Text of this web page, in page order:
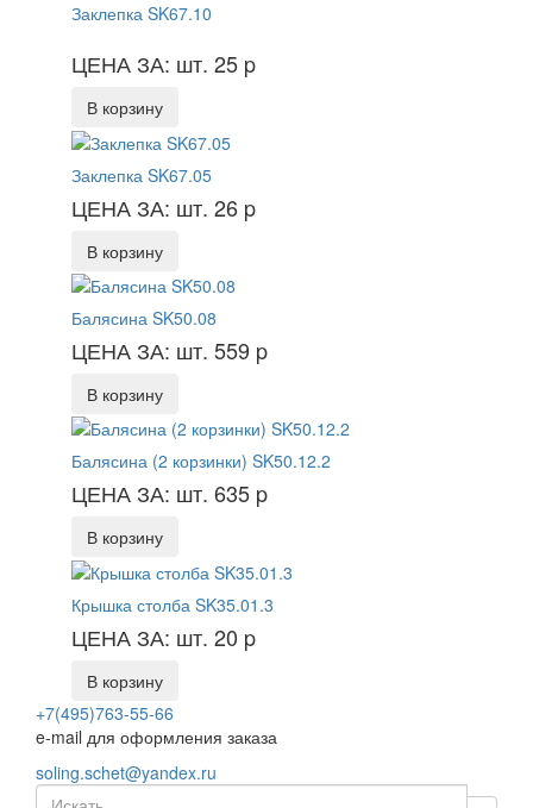
Заклепка SK67.10
ЦЕНА ЗА: шт. 25 p
В корзину
Заклепка SK67.05
ЦЕНА ЗА: шт. 26 p
В корзину
Балясина SK50.08
ЦЕНА ЗА: шт. 559 p
В корзину
Балясина (2 корзинки) SK50.12.2
ЦЕНА ЗА: шт. 635 p
В корзину
Крышка столба SK35.01.3
ЦЕНА ЗА: шт. 20 p
В корзину
+7(495)763-55-66
e-mail для оформления заказа
soling.schet@yandex.ru